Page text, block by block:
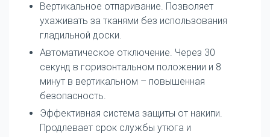
Вертикальное отпаривание. Позволяет
ухаживать за тканями без использования
гладильной доски.
Автоматическое отключение. Через 30
секунд в горизонтальном положении и 8
минут в вертикальном – повышенная
безопасность.
Эффективная система защиты от накипи.
Продлевает срок службы утюга и